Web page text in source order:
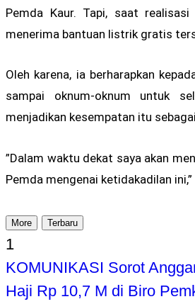
Pemda Kaur. Tapi, saat
menerima bantuan listrik gratis
Oleh karena, ia berharapkan
sampai oknum-oknum untuk
menjadikan kesempatan itu
”Dalam waktu dekat saya akan
Pemda mengenai ketidakadilan
More Terbaru
1
KOMUNIKASI Sorot
Haji Rp 10,7 M di Biro